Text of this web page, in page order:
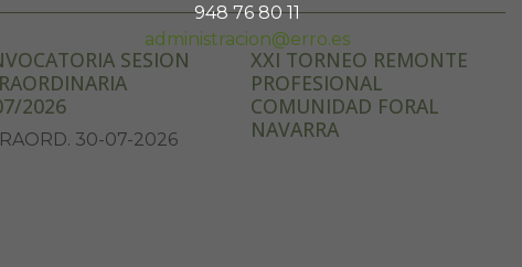
948 76 80 11
administracion@erro.es
SESION
2026
30-07-2026
XXI TORNEO REMONTE
PROFESIONAL
COMUNIDAD FORAL
NAVARRA